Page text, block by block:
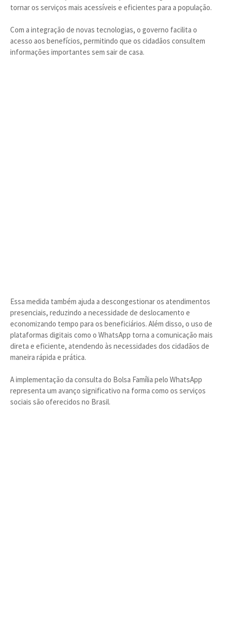
tornar os serviços mais acessíveis e eficientes para a população.
Com a integração de novas tecnologias, o governo facilita o
acesso aos benefícios, permitindo que os cidadãos consultem
informações importantes sem sair de casa.
Essa medida também ajuda a descongestionar os atendimentos
presenciais, reduzindo a necessidade de deslocamento e
economizando tempo para os beneficiários. Além disso, o uso de
plataformas digitais como o WhatsApp torna a comunicação mais
direta e eficiente, atendendo às necessidades dos cidadãos de
maneira rápida e prática.
A implementação da consulta do Bolsa Família pelo WhatsApp
representa um avanço significativo na forma como os serviços
sociais são oferecidos no Brasil.